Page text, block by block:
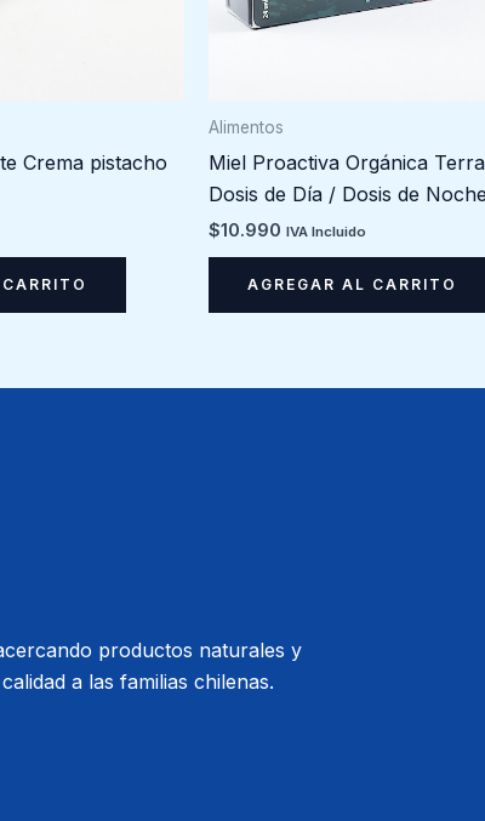
Crema pistacho
Alimentos
Miel Proactiva Orgánica
Dosis de Día / Dosis de Noche
$10.990 IVA Incluido
AGREGAR AL CARRITO
productos naturales y
a las familias chilenas.